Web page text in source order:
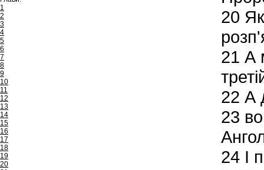
1
2
3
4
5
6
7
8
9
10
11
12
13
14
15
16
17
18
19
20
20
21 А
22 А
23
24 І